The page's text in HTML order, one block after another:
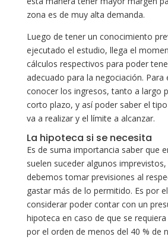
zona es de muy alta demanda.
Luego de tener un conocimiento
ejecutado el estudio, llega el
cálculos respectivos para poder
adecuado para la negociación. Para
conocer los ingresos, tanto a largo
corto plazo, y así poder saber el
va a realizar y el límite a alcanzar.
La hipoteca si se necesita
Es de suma importancia saber que
suelen suceder algunos
debemos tomar previsiones al
gastar más de lo permitido. Es por
considerar poder contar con un
hipoteca en caso de que se
por el orden de menos del 40 % de